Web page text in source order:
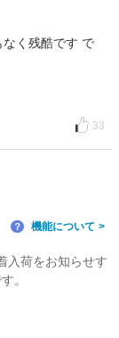
く残酷です で
33
？ 機能について
入荷をお知らせす
。